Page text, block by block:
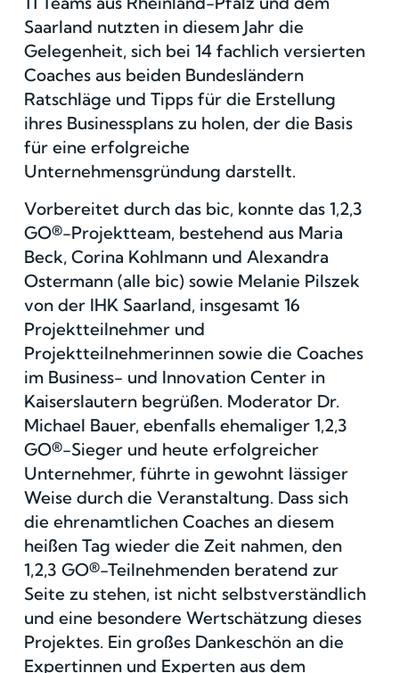
Saarland nutzten in diesem Jahr die
Gelegenheit, sich bei 14 fachlich versierten
Coaches aus beiden Bundesländern
Ratschläge und Tipps für die Erstellung
ihres Businessplans zu holen, der die Basis
für eine erfolgreiche
Unternehmensgründung darstellt.
Vorbereitet durch das bic, konnte das 1,2,3
GO®-Projektteam, bestehend aus Maria
Beck, Corina Kohlmann und Alexandra
Ostermann (alle bic) sowie Melanie Pilszek
von der IHK Saarland, insgesamt 16
Projektteilnehmer und
Projektteilnehmerinnen sowie die Coaches
im Business- und Innovation Center in
Kaiserslautern begrüßen. Moderator Dr.
Michael Bauer, ebenfalls ehemaliger 1,2,3
GO®-Sieger und heute erfolgreicher
Unternehmer, führte in gewohnt lässiger
Weise durch die Veranstaltung. Dass sich
die ehrenamtlichen Coaches an diesem
heißen Tag wieder die Zeit nahmen, den
1,2,3 GO®-Teilnehmenden beratend zur
Seite zu stehen, ist nicht selbstverständlich
und eine besondere Wertschätzung dieses
Projektes. Ein großes Dankeschön an die
Expertinnen und Experten aus dem